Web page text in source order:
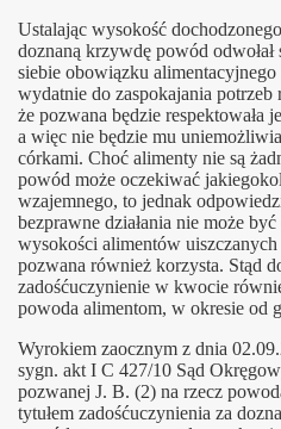
Ustalając wysokość
doznaną krzywdę powód
siebie obowiązku
wydatnie do zaspokajania
że pozwana będzie respektowała
a więc nie będzie mu
córkami. Choć alimenty nie są
powód może oczekiwać
wzajemnego, to jednak
bezprawne działania nie może
wysokości alimentów
pozwana również korzysta. Stąd
zadośćuczynienie w kwocie
powoda alimentom, w okresie od
Wyrokiem zaocznym z dnia
sygn. akt I C 427/10 Sąd
pozwanej J. B. (2) na rzecz
tytułem zadośćuczynienia za
Fundacji Obrony
Zgoda na